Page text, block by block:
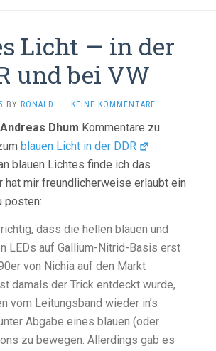
Licht — in der
und bei VW
BY RONALD · KEINE KOMMENTARE
Andreas Dhum Kommentare zu
blauen Licht in der DDR
blauen Lichtes finde ich das
hat mir freundlicherweise erlaubt ein
posten:
dass die hellen blauen und
LEDs auf Gallium-Nitrid-Basis erst
von Nichia auf den Markt
damals der Trick entdeckt wurde,
vom Leitungsband wieder in’s
Abgabe eines blauen (oder
zu bewegen. Allerdings gab es